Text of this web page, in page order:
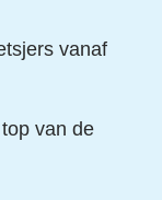
vanaf
van de